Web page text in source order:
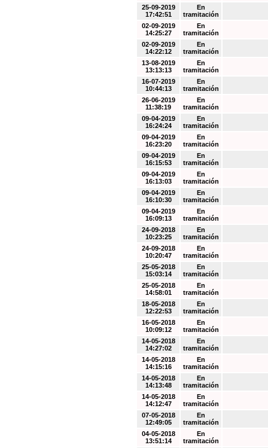
25-09-2019
17:42:51
En
tramitación
02-09-2019
14:25:27
En
tramitación
02-09-2019
14:22:12
En
tramitación
13-08-2019
13:13:13
En
tramitación
16-07-2019
10:44:13
En
tramitación
26-06-2019
11:38:19
En
tramitación
09-04-2019
16:24:24
En
tramitación
09-04-2019
16:23:20
En
tramitación
09-04-2019
16:15:53
En
tramitación
09-04-2019
16:13:03
En
tramitación
09-04-2019
16:10:30
En
tramitación
09-04-2019
16:09:13
En
tramitación
24-09-2018
10:23:25
En
tramitación
24-09-2018
10:20:47
En
tramitación
25-05-2018
15:03:14
En
tramitación
25-05-2018
14:58:01
En
tramitación
18-05-2018
12:22:53
En
tramitación
16-05-2018
10:09:12
En
tramitación
14-05-2018
14:27:02
En
tramitación
14-05-2018
14:15:16
En
tramitación
14-05-2018
14:13:48
En
tramitación
14-05-2018
14:12:47
En
tramitación
07-05-2018
12:49:05
En
tramitación
04-05-2018
13:51:14
En
tramitación